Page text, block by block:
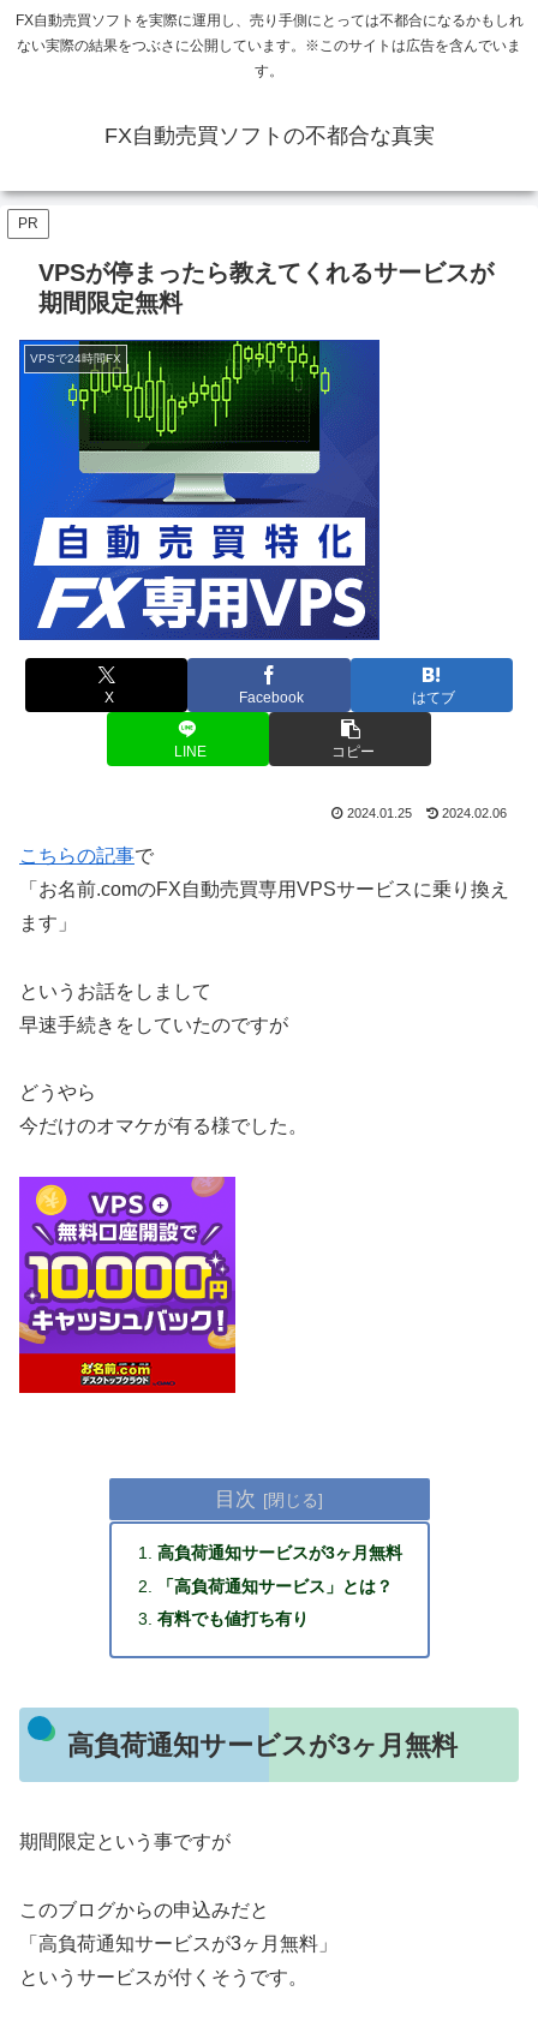
FX自動売買ソフトを実際に運用し、売り手側にとっては不都合になるかもしれ
ない実際の結果をつぶさに公開しています。※このサイトは広告を含んでいま
す。
FX自動売買ソフトの不都合な真実
PR
VPSが停まったら教えてくれるサービスが
期間限定無料
VPSで24時間FX
X Facebook はてブ
LINE コピー
2024.01.25 2024.02.06
こちらの記事で
「お名前.comのFX自動売買専用VPSサービスに乗り換え
ます」
というお話をしまして
早速手続きをしていたのですが
どうやら
今だけのオマケが有る様でした。
目次
高負荷通知サービスが3ヶ月無料
「高負荷通知サービス」とは？
有料でも値打ち有り
高負荷通知サービスが3ヶ月無料
期間限定という事ですが
このブログからの申込みだと
「高負荷通知サービスが3ヶ月無料」
というサービスが付くそうです。